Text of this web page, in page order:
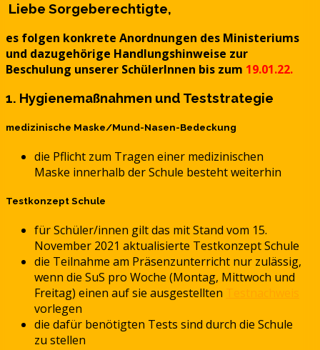
Liebe Sorgeberechtigte,
es folgen konkrete Anordnungen des Ministeriums
und dazugehörige Handlungshinweise zur
Beschulung unserer SchülerInnen bis zum 19.01.22.
1. Hygienemaßnahmen und Teststrategie
medizinische Maske/Mund-Nasen-Bedeckung
die Pflicht zum Tragen einer medizinischen
Maske innerhalb der Schule besteht weiterhin
Testkonzept Schule
für Schüler/innen gilt das mit Stand vom 15.
November 2021 aktualisierte Testkonzept Schule
die Teilnahme am Präsenzunterricht nur zulässig,
wenn die SuS pro Woche (Montag, Mittwoch und
Freitag) einen auf sie ausgestellten
vorlegen
die dafür benötigten Tests sind durch die Schule
zu stellen